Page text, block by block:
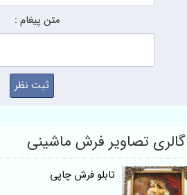
متن پیغام :
تصاویر فرش ماشینی
تابلو فرش چاپی